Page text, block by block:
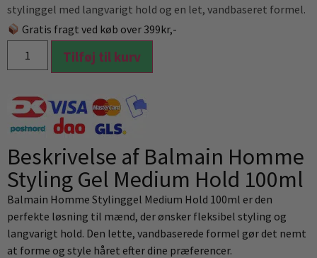
stylinggel med langvarigt hold og en let, vandbaseret formel.
Gratis fragt ved køb over 399kr,-
Tilføj til kurv
Beskrivelse af Balmain Homme
Styling Gel Medium Hold 100ml
Balmain Homme Stylinggel Medium Hold 100ml er den
perfekte løsning til mænd, der ønsker fleksibel styling og
langvarigt hold. Den lette, vandbaserede formel gør det nemt
at forme og style håret efter dine præferencer.